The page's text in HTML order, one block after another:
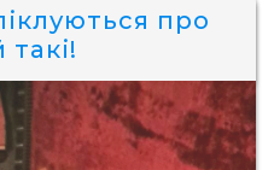
про
такі!